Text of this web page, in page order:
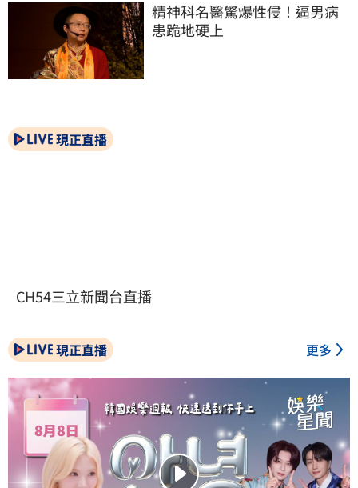
精神科名醫驚爆性侵！逼男病
患跪地硬上
現正直播
CH54三立新聞台直播
現正直播 更多